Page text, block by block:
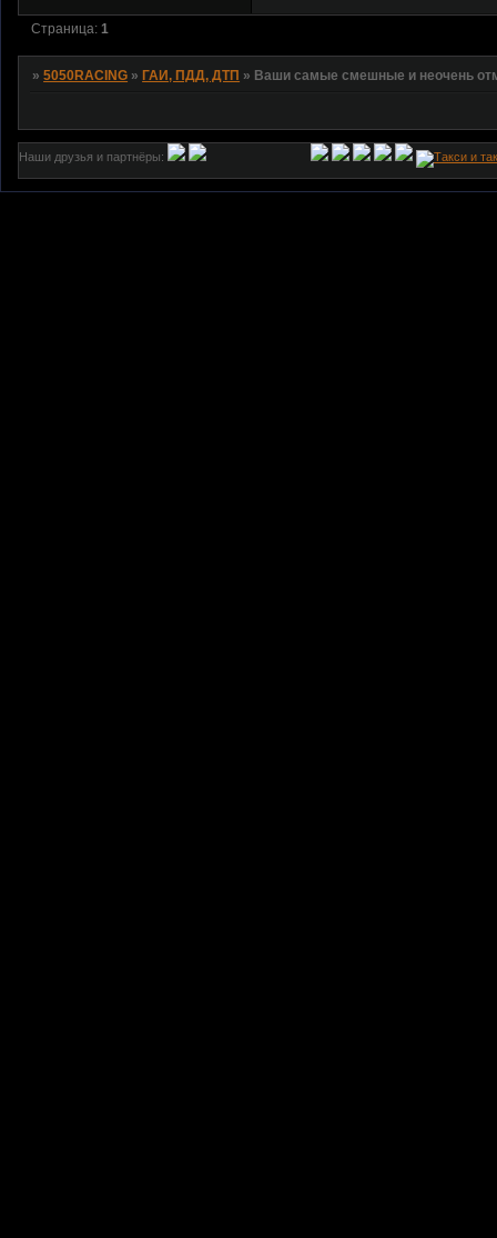
Страница: 1
»5050RACING »ГАИ, ПДД, ДТП » Ваши самые смешные и неочень
Наши друзья и партнёры: